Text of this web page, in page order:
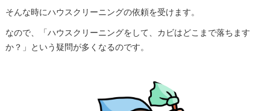
そんな時にハウスクリーニングの依頼を受けます。
なので、「ハウスクリーニングをして、カビはどこまで落ちます
か？」という疑問が多くなるのです。